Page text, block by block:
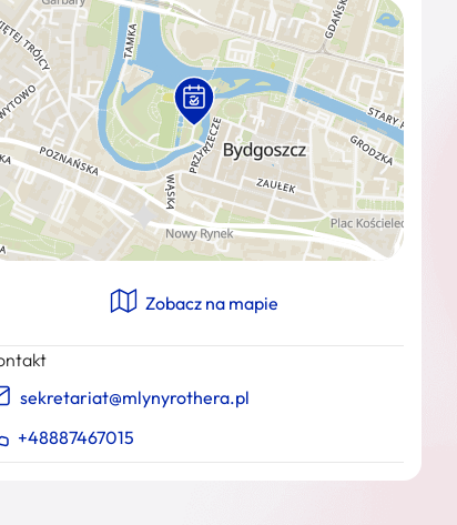
Zobacz na mapie
sekretariat@mlynyrothera.pl
+48887467015